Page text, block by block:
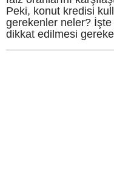
Peki, konut kredisi
gerekenler neler?
dikkat edilmesi